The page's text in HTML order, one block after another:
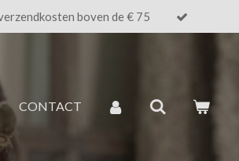
boven de € 75
CONTACT